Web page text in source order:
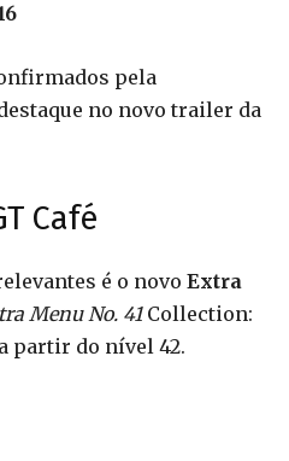
pela
no novo trailer da
Café
é o novo Extra
Menu No. 41Collection:
partir do nível 42.